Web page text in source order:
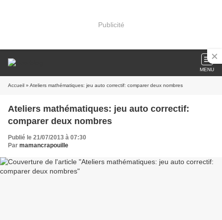
Publicité
MENU
Accueil » Ateliers mathématiques: jeu auto correctif: comparer deux nombres
Ateliers mathématiques: jeu auto correctif:
comparer deux nombres
Publié le 21/07/2013 à 07:30
Par mamancrapouille